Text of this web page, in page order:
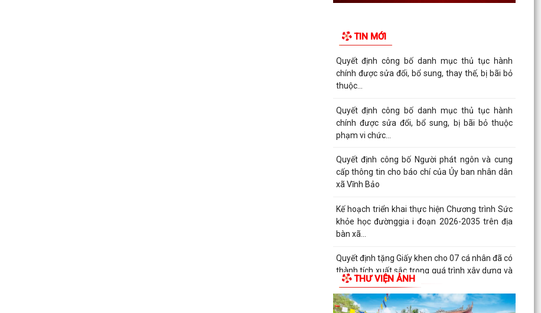
TIN MỚI
Quyết định công bố danh mục thủ tục hành
chính được sửa đổi, bổ sung, thay thế, bị bãi bỏ
thuộc...
Quyết định công bố danh mục thủ tục hành
chính được sửa đổi, bổ sung, bị bãi bỏ thuộc
phạm vi chức...
Quyết định công bố Người phát ngôn và cung
cấp thông tin cho báo chí của Ủy ban nhân dân
xã Vĩnh Bảo
Kế hoạch triển khai thực hiện Chương trình Sức
khỏe học đườnggia i đoạn 2026-2035 trên địa
bàn xã...
Quyết định tặng Giấy khen cho 07 cá nhân đã có
thành tích xuất sắc trong quá trình xây dựng và
phát...
Thông báo tuyển chọn thực tập sinh nữ đi thực
THƯ VIỆN ẢNH